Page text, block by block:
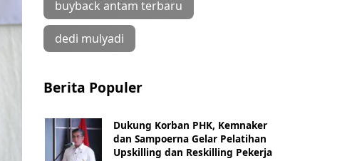
buyback antam terbaru
dedi mulyadi
Berita Populer
Dukung Korban PHK, Kemnaker
dan Sampoerna Gelar Pelatihan
Upskilling dan Reskilling Pekerja